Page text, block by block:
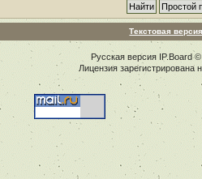
Текстовая версия
Русская версия IP.Board©
Лицензия зарегистрирована